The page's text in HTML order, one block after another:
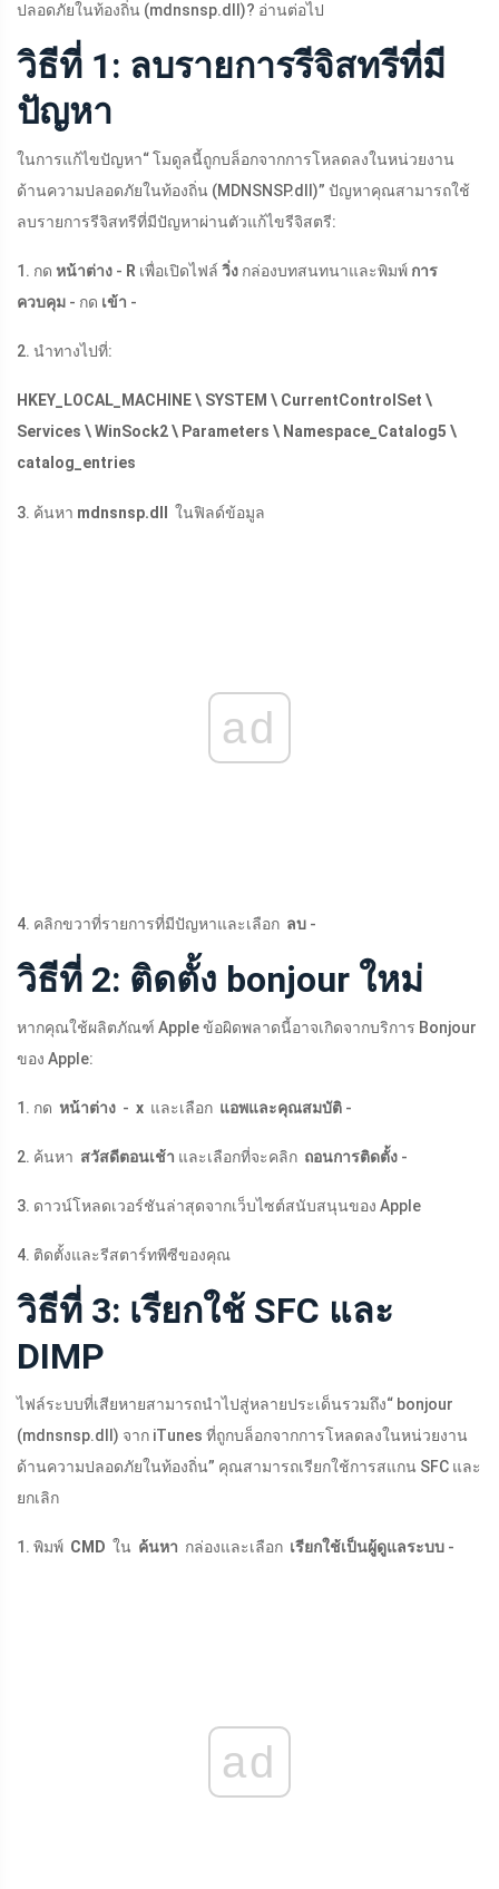
ปลอดภัยในท้องถิ่น (mdnsnsp.dll )? อ่านต่อไป
วิธีที่ 1: ลบรายการรีจิสทรีที่มี
ปัญหา
ในการแก้ไขปัญหา“ โมดูลนี้ถูกบล็อกจากการโหลดลงในหน่วยงาน
ด้านความปลอดภัยในท้องถิ่น (MDNSNSP.dll )” ปัญหาคุณสามารถใช้
ลบรายการรีจิสทรีที่มีปัญหาผ่านตัวแก้ไขรีจิสตรี:
1. กด หน้าต่าง - R เพื่อเปิดไฟล์ วิ่ง กล่องบทสนทนาและพิมพ์ การ
ควบคุม - กด เข้า -
2. นำทางไปที่:
HKEY_LOCAL_MACHINE \ SYSTEM \ CurrentControlSet \
Services \ WinSock2 \ Parameters \ Namespace_Catalog5 \
catalog_entries
3. ค้นหา mdnsnsp.dll ในฟิลด์ข้อมูล
ad
4. คลิกขวาที่รายการที่มีปัญหาและเลือก ลบ -
วิธีที่ 2: ติดตั้ง bonjour ใหม่
หากคุณใช้ผลิตภัณฑ์ Apple ข้อผิดพลาดนี้อาจเกิดจากบริการ Bonjour
ของ Apple:
1. กด หน้าต่าง - x และเลือก แอพและคุณสมบัติ -
2. ค้นหา สวัสดีตอนเช้า และเลือกที่จะคลิก ถอนการติดตั้ง -
3. ดาวน์โหลดเวอร์ชันล่าสุดจากเว็บไซต์สนับสนุนของ Apple
4. ติดตั้งและรีสตาร์ทพีซีของคุณ
วิธีที่ 3: เรียกใช้ SFC และ
DIMP
ไฟล์ระบบที่เสียหายสามารถนำไปสู่หลายประเด็นรวมถึง“ bonjour
(mdnsnsp.dll ) จาก iTunes ที่ถูกบล็อกจากการโหลดลงในหน่วยงาน
ด้านความปลอดภัยในท้องถิ่น” คุณสามารถเรียกใช้การสแกน SFC และ
ยกเลิก
1. พิมพ์ CMD ใน ค้นหา กล่องและเลือก เรียกใช้เป็นผู้ดูแลระบบ -
ad